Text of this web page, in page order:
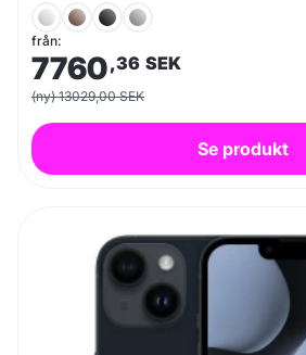
från:
7760,36 SEK
(ny) 13029,00 SEK
Se produkt